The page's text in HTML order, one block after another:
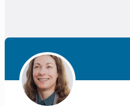
Geverifieerd